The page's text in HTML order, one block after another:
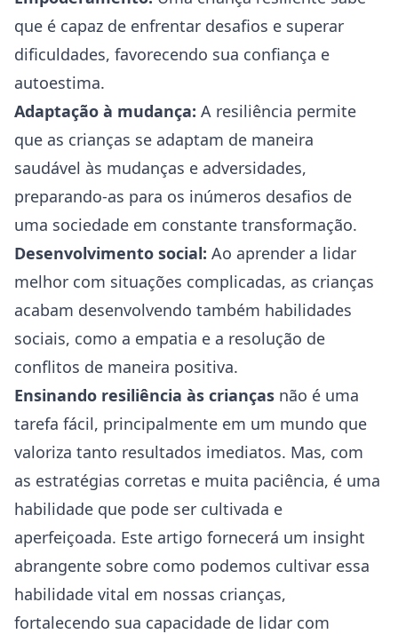
que é capaz de enfrentar desafios e superar
dificuldades, favorecendo sua confiança e
autoestima.
Adaptação à mudança: A resiliência permite
que as crianças se adaptam de maneira
saudável às mudanças e adversidades,
preparando-as para os inúmeros desafios de
uma sociedade em constante transformação.
Desenvolvimento social: Ao aprender a lidar
melhor com situações complicadas, as crianças
acabam desenvolvendo também habilidades
sociais, como a empatia e a resolução de
conflitos de maneira positiva.
Ensinando resiliência às crianças não é uma
tarefa fácil, principalmente em um mundo que
valoriza tanto resultados imediatos. Mas, com
as estratégias corretas e muita paciência, é uma
habilidade que pode ser cultivada e
aperfeiçoada. Este artigo fornecerá um insight
abrangente sobre como podemos cultivar essa
habilidade vital em nossas crianças,
fortalecendo sua capacidade de lidar com